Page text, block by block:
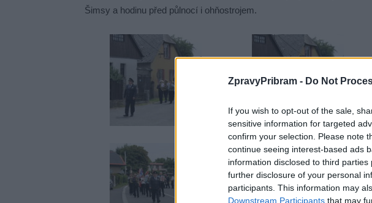
ZpravyPribram - Do Not
If you wish to opt-out of the sale,
sensitive information for targeted
confirm your selection. Please note
continue seeing interest-based ads
information disclosed to third
further disclosure of your personal
participants. This information may
Downstream Participants that may
Šimsy a hodinu před půlnocí i ohňostrojem.